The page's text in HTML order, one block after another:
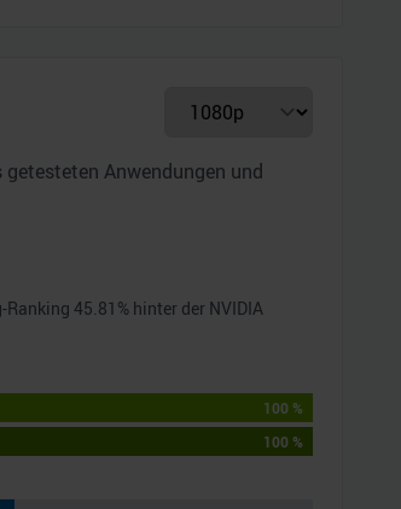
Anwendungen und
Ranking 45.81 % hinter der NVIDIA
100 %
100 %